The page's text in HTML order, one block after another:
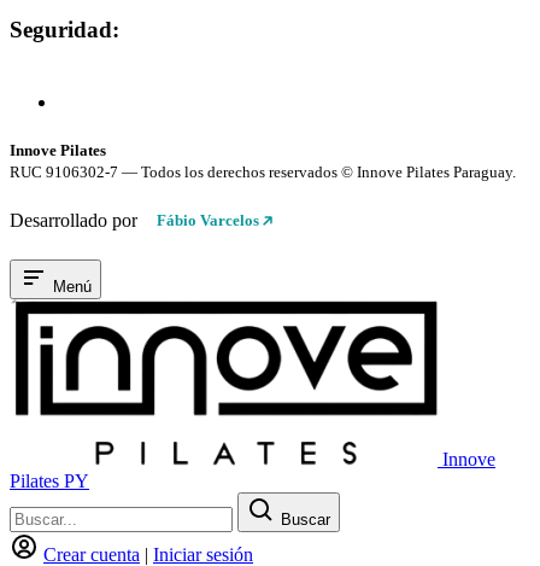
Seguridad:
Innove Pilates
RUC 9106302-7 — Todos los derechos reservados © Innove Pilates Paraguay.
Desarrollado por Fábio Varcelos
Menú
Innove
Pilates PY
Buscar
Crear cuenta | Iniciar sesión